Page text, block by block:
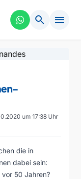
search menu
um 17:38 Uhr
die in
dabei sein:
50 Jahren?